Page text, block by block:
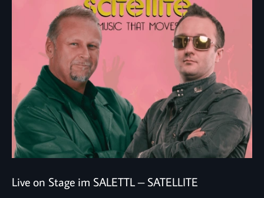
Live on Stage im SALETTL – SATELLITE